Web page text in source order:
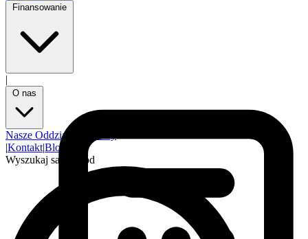
|
Nasze Oddziały
|Kontakt|Blog
Wyszukaj samochód